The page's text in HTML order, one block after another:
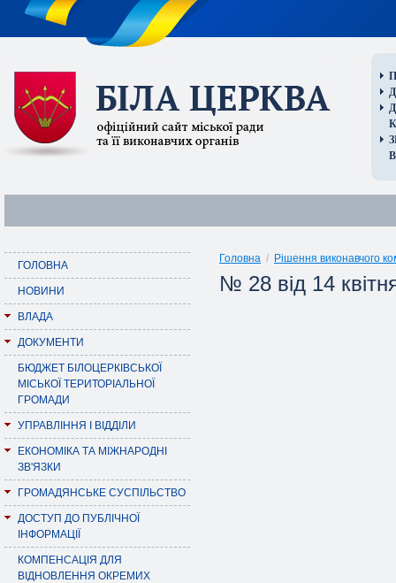
ГОЛОВНА
НОВИНИ
ВЛАДА
ДОКУМЕНТИ
БЮДЖЕТ БІЛОЦЕРКІВСЬКОЇ
МІСЬКОЇ ТЕРИТОРІАЛЬНОЇ
ГРОМАДИ
УПРАВЛІННЯ І ВІДДІЛИ
ЕКОНОМІКА ТА МІЖНАРОДНІ
ЗВ'ЯЗКИ
ГРОМАДЯНСЬКЕ СУСПІЛЬСТВО
ДОСТУП ДО ПУБЛІЧНОЇ
ІНФОРМАЦІЇ
КОМПЕНСАЦІЯ ДЛЯ
ВІДНОВЛЕННЯ ОКРЕМИХ
Головна / Рішення виконавчого
№ 28 від 14